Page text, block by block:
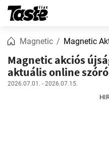
Magnetic Magnetic
Magnetic akciós
aktuális online
2026.07.01. - 2026.07.15.